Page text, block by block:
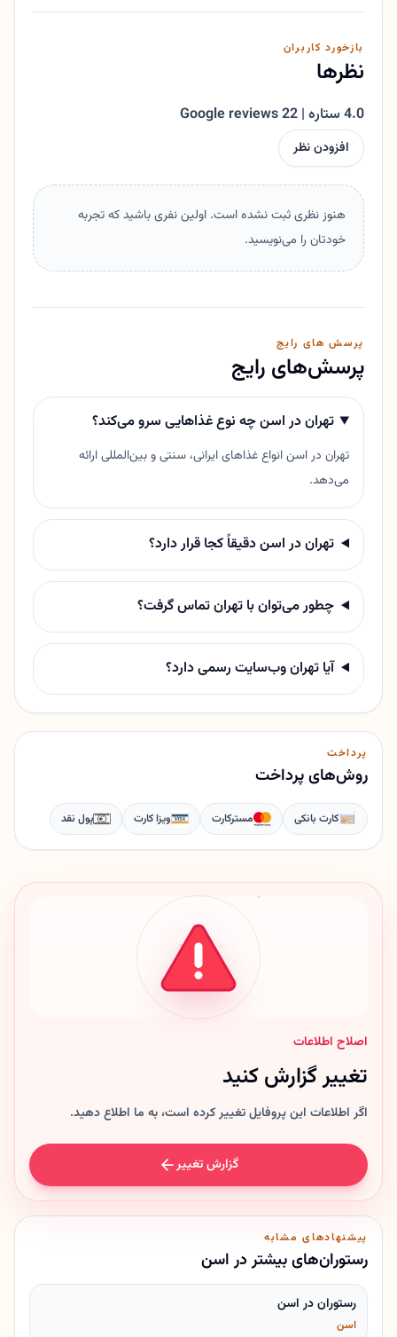
بازخورد کاربران
نظرها
4.0 ستاره | 22 Google reviews
افزودن نظر
هنوز نظری ثبت نشده است. اولین نفری باشید که تجربه
خودتان را می‌نویسید.
پرسش های رایج
پرسش‌های رایج
تهران در اسن چه نوع غذاهایی سرو می‌کند؟
تهران در اسن انواع غذاهای ایرانی، سنتی و بین‌المللی ارائه
می‌دهد.
تهران در اسن دقیقاً کجا قرار دارد؟
چطور می‌توان با تهران تماس گرفت؟
آیا تهران وب‌سایت رسمی دارد؟
پرداخت
روش‌های پرداخت
کارت بانکی مسترکارت ویزا کارت پول نقد
اصلاح اطلاعات
تغییر گزارش کنید
اگر اطلاعات این پروفایل تغییر کرده است، به ما اطلاع دهید.
گزارش تغییر
پیشنهادهای مشابه
رستوران‌های بیشتر در اسن
رستوران در اسن
اسن